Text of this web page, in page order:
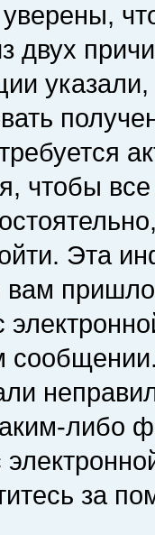
двух
чтобы
Эта
вам
либо
за